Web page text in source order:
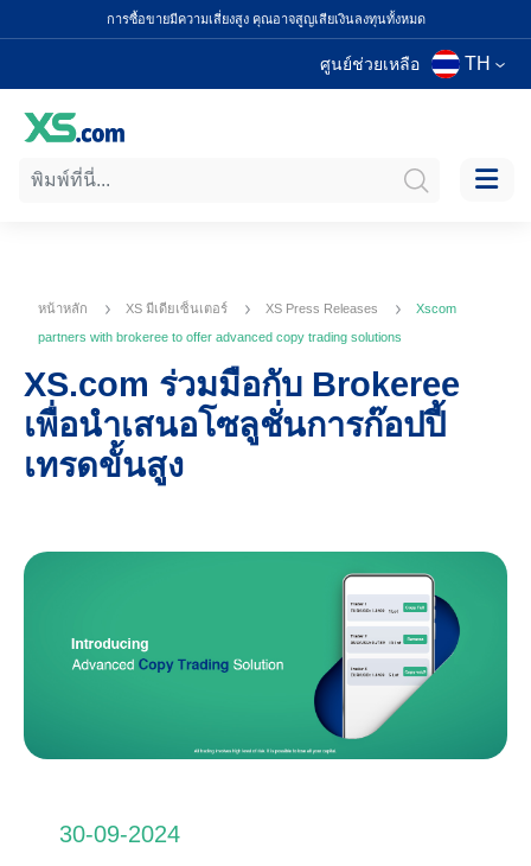
การซื้อขายมีความเสี่ยงสูง คุณอาจสูญเสียเงินลงทุนทั้งหมด
ศูนย์ช่วยเหลือ TH
หน้าหลัก XS มีเดียเซ็นเตอร์ XS Press Releases
Xscom
partners with brokeree to offer advanced copy trading solutions
XS.com ร่วมมือกับ Brokeree
เพื่อนำเสนอโซลูชั่นการก๊อปปี้
เทรดขั้นสูง
30-09-2024